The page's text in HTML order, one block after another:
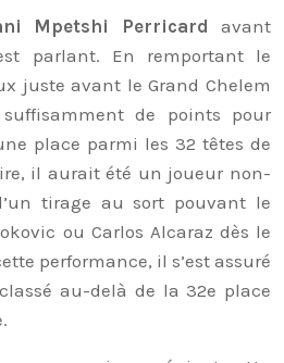
Mpetshi Perricard avant
parlant. En remportant le
juste avant le Grand Chelem
de points pour
place parmi les 32 têtes de
il aurait été un joueur non-
tirage au sort pouvant le
ou Carlos Alcaraz dès le
performance, il s’est assuré
au-delà de la 32e place